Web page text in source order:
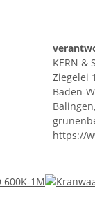
KERN &
Ziegelei 1
Baden-
https://